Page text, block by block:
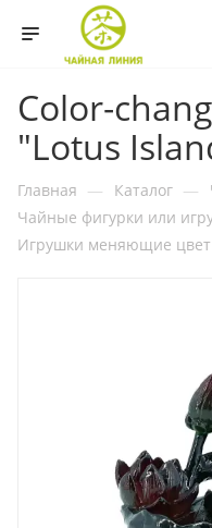
Color-
"Lotus
Главная — Каталог —
Чайные фигурки или
Игрушки меняющие цвет